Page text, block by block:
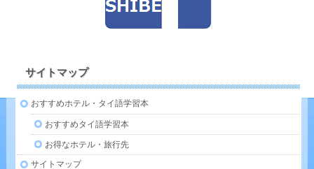
サイトマップ
おすすめホテル・タイ語学習本
おすすめタイ語学習本
お得なホテル・旅行先
サイトマップ